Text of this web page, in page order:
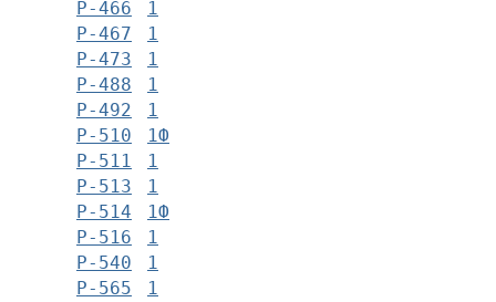
Р-466
1
Р-467
1
Р-473
1
Р-488
1
Р-492
1
Р-510
1Ф
Р-511
1
Р-513
1
Р-514
1Ф
Р-516
1
Р-540
1
Р-565
1